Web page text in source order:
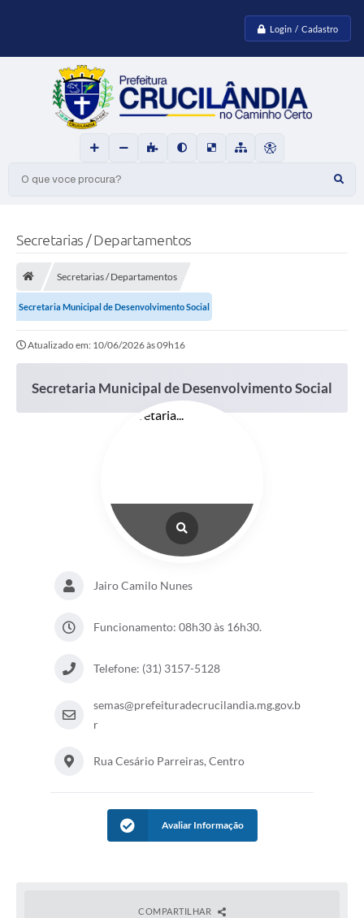
Login / Cadastro
O que voce procura?
Secretarias / Departamentos
Secretarias / Departamentos
Secretaria Municipal de Desenvolvimento Social
Atualizado em: 10/06/2026 às 09h16
Secretaria Municipal de Desenvolvimento Social
Jairo Camilo Nunes
Funcionamento: 08h30 às 16h30.
Telefone: (31) 3157-5128
semas@prefeituradecrucilandia.mg.gov.b
r
Rua Cesário Parreiras, Centro
Avaliar Informação
COMPARTILHAR